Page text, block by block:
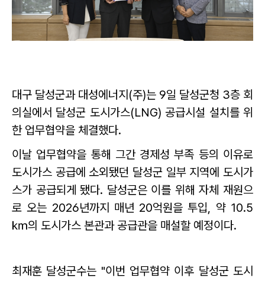
대구 달성군과 대성에너지(주)는 9일 달성군청 3층 회
의실에서 달성군 도시가스(LNG) 공급시설 설치를 위
한 업무협약을 체결했다.
이날 업무협약을 통해 그간 경제성 부족 등의 이유로
도시가스 공급에 소외됐던 달성군 일부 지역에 도시가
스가 공급되게 됐다. 달성군은 이를 위해 자체 재원으
로 오는 2026년까지 매년 20억원을 투입, 약 10.5
㎞의 도시가스 본관과 공급관을 매설할 예정이다.
최재훈 달성군수는 "이번 업무협약 이후 달성군 도시